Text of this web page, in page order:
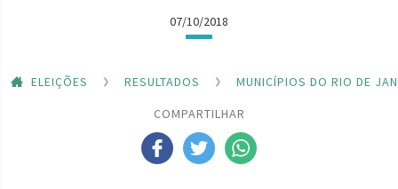
07/10/2018
ELEIÇÕES RESULTADOS
MUNICÍPIOS DO RIO DE
COMPARTILHAR